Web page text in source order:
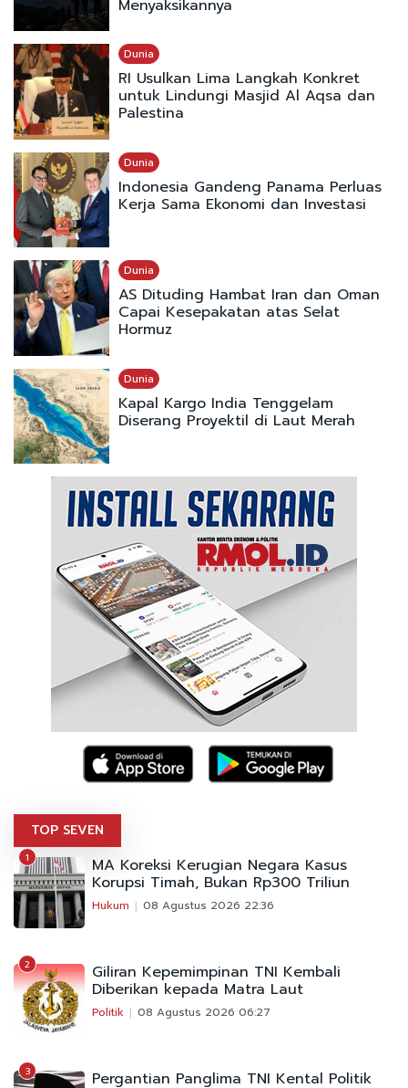
Menyaksikannya
Dunia
RI Usulkan Lima Langkah Konkret
untuk Lindungi Masjid Al Aqsa dan
Palestina
Dunia
Indonesia Gandeng Panama Perluas
Kerja Sama Ekonomi dan Investasi
Dunia
AS Dituding Hambat Iran dan Oman
Capai Kesepakatan atas Selat
Hormuz
Dunia
Kapal Kargo India Tenggelam
Diserang Proyektil di Laut Merah
TOP SEVEN
1 MA Koreksi Kerugian Negara Kasus
Korupsi Timah, Bukan Rp300 Triliun
Hukum 08 Agustus 2026 22:36
2 Giliran Kepemimpinan TNI Kembali
Diberikan kepada Matra Laut
Politik 08 Agustus 2026 06:27
3 Pergantian Panglima TNI Kental Politik